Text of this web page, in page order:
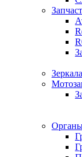
Зеркала